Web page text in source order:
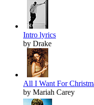
Intro lyrics
by Drake
All I Want For
by Mariah Carey